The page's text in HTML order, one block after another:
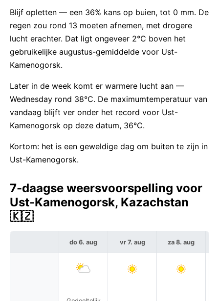
Blijf opletten — een 36% kans op buien, tot 0 mm. De
regen zou rond 13 moeten afnemen, met drogere
lucht erachter. Dat ligt ongeveer 2°C boven het
gebruikelijke augustus-gemiddelde voor Ust-
Kamenogorsk.
Later in de week komt er warmere lucht aan —
Wednesday rond 38°C. De maximumtemperatuur van
vandaag blijft ver onder het record voor Ust-
Kamenogorsk op deze datum, 36°C.
Kortom: het is een geweldige dag om buiten te zijn in
Ust-Kamenogorsk.
7-daagse weersvoorspelling voor
Ust-Kamenogorsk, Kazachstan
🇰🇿
do 6. aug vr 7. aug za 8. aug